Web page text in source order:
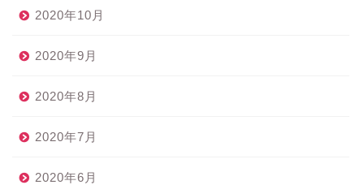
2020年10月
2020年9月
2020年8月
2020年7月
2020年6月